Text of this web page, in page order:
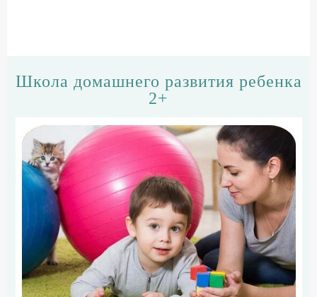
Школа домашнего развития ребенка
2+